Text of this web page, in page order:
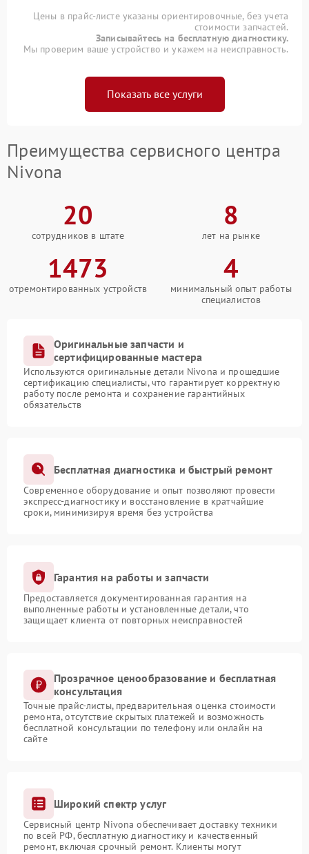
Цены в прайс-листе указаны ориентировочные, без учета
стоимости запчастей.
Записывайтесь на бесплатную диагностику.
Мы проверим ваше устройство и укажем на неисправность.
Показать все услуги
Преимущества сервисного центра
Nivona
20
сотрудников в штате
8
лет на рынке
1473
отремонтированных устройств
4
минимальный опыт работы
специалистов
Оригинальные запчасти и
сертифицированные мастера
Используются оригинальные детали Nivona и прошедшие
сертификацию специалисты, что гарантирует корректную
работу после ремонта и сохранение гарантийных
обязательств
Бесплатная диагностика и быстрый ремонт
Современное оборудование и опыт позволяют провести
экспресс-диагностику и восстановление в кратчайшие
сроки, минимизируя время без устройства
Гарантия на работы и запчасти
Предоставляется документированная гарантия на
выполненные работы и установленные детали, что
защищает клиента от повторных неисправностей
Прозрачное ценообразование и бесплатная
консультация
Точные прайс-листы, предварительная оценка стоимости
ремонта, отсутствие скрытых платежей и возможность
бесплатной консультации по телефону или онлайн на
сайте
Широкий спектр услуг
Сервисный центр Nivona обеспечивает доставку техники
по всей РФ, бесплатную диагностику и качественный
ремонт, включая срочный ремонт. Клиенты могут